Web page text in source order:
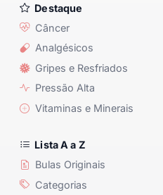
Destaque
Câncer
Analgésicos
Gripes e Resfriados
Pressão Alta
Vitaminas e Minerais
Lista A a Z
Bulas Originais
Categorias